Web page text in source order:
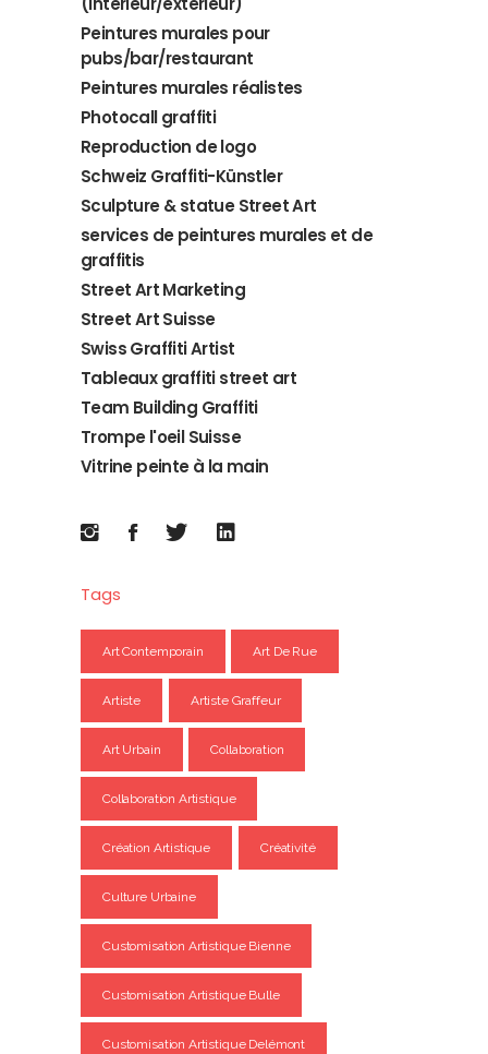
Peintures murales pour
pubs/bar/restaurant
Peintures murales réalistes
Photocall graffiti
Reproduction de logo
Schweiz Graffiti-Künstler
Sculpture & statue Street Art
services de peintures murales et de
graffitis
Street Art Marketing
Street Art Suisse
Swiss Graffiti Artist
Tableaux graffiti street art
Team Building Graffiti
Trompe l'oeil Suisse
Vitrine peinte à la main
Tags
Art Contemporain Art De Rue
Artiste Artiste Graffeur
Art Urbain Collaboration
Collaboration Artistique
Création Artistique Créativité
Culture Urbaine
Customisation Artistique Bienne
Customisation Artistique Bulle
Customisation Artistique Delémont